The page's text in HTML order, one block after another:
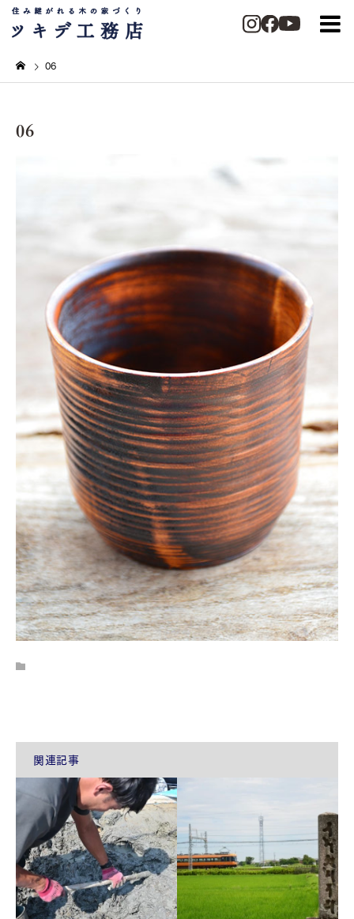
06
06
関連記事